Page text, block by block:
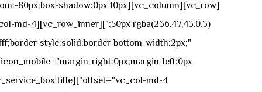
80px;box-shadow:0px 10px
style:solid;border-bottom-width:2px;"
right:0px;margin-left:0px;"]